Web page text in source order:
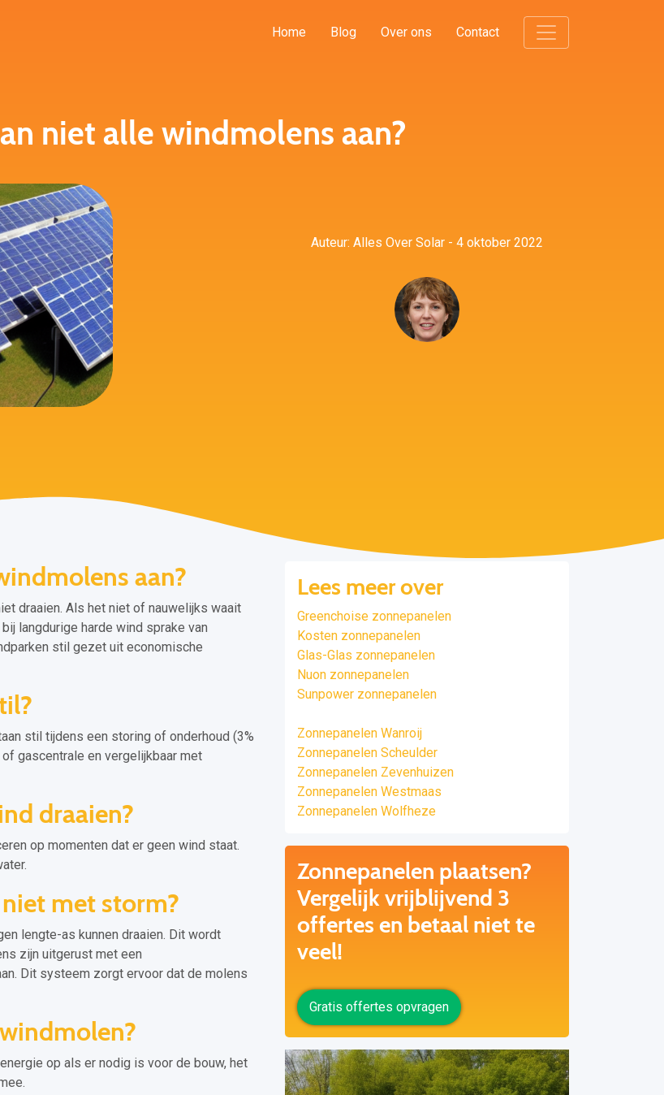
Home Blog Over ons Contact
niet alle windmolens aan?
Auteur: Alles Over Solar - 4 oktober 2022
aan?
draaien. Als het niet of nauwelijks waait
langdurige harde wind sprake van
stil gezet uit economische
stil tijdens een storing of onderhoud (3%
gascentrale en vergelijkbaar met
draaien?
op momenten dat er geen wind staat.
met storm?
lengte-as kunnen draaien. Dit wordt
zijn uitgerust met een
Dit systeem zorgt ervoor dat de molens
op als er nodig is voor de bouw, het
Lees meer over
Greenchoise zonnepanelen
Kosten zonnepanelen
Glas-Glas zonnepanelen
Nuon zonnepanelen
Sunpower zonnepanelen
Zonnepanelen Wanroij
Zonnepanelen Scheulder
Zonnepanelen Zevenhuizen
Zonnepanelen Westmaas
Zonnepanelen Wolfheze
Zonnepanelen plaatsen?
Vergelijk vrijblijvend 3
offertes en betaal niet te
veel!
Gratis offertes opvragen